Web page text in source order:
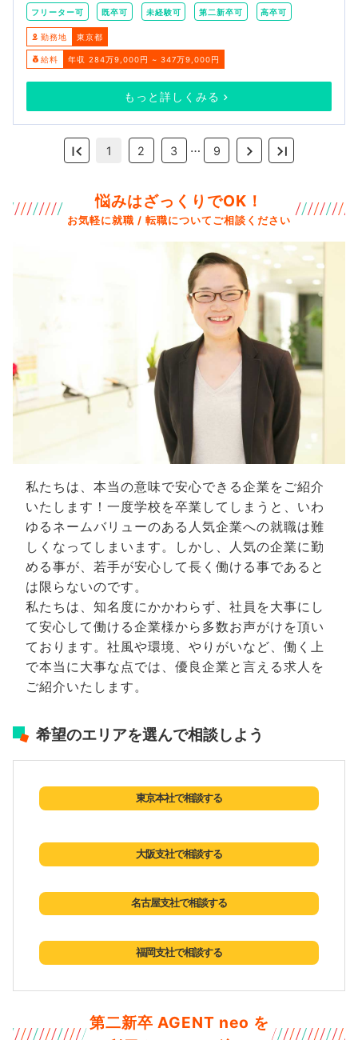
フリーター可 既卒可 未経験可 第二新卒可 高卒可
勤務地 東京都
給料 年収 284万9,000円 ~ 347万9,000円
もっと詳しくみる
1 2 3 … 9
悩みはざっくりでOK！
お気軽に就職 / 転職についてご相談ください
私たちは、本当の意味で安心できる企業をご紹介
いたします！一度学校を卒業してしまうと、いわ
ゆるネームバリューのある人気企業への就職は難
しくなってしまいます。しかし、人気の企業に勤
める事が、若手が安心して長く働ける事であると
は限らないのです。
私たちは、知名度にかかわらず、社員を大事にし
て安心して働ける企業様から多数お声がけを頂い
ております。社風や環境、やりがいなど、働く上
で本当に大事な点では、優良企業と言える求人を
ご紹介いたします。
希望のエリアを選んで相談しよう
東京本社で相談する
大阪支社で相談する
名古屋支社で相談する
福岡支社で相談する
第二新卒 AGENT neo を